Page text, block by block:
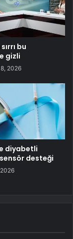
bu
gizli
2026
diyabetli
desteği
2026